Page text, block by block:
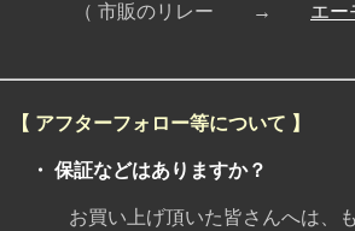
（ 市販のリレー → エー
【 アフターフォロー等について 】
・ 保証などはありますか？
お買い上げ頂いた皆さんへは、もち